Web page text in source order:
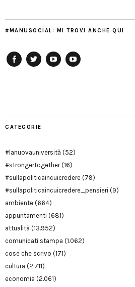
#MANUSOCIAL: MI TROVI ANCHE QUI
CATEGORIE
#lanuovauniversità (52)
#strongertogether(16)
#sullapoliticaincuicredere (79)
#sullapoliticaincuicredere_pensieri (9)
ambiente (664)
appuntamenti (681)
attualità (13.952)
comunicati stampa (1.062)
cose che scrivo (171)
cultura (2.711)
economia (2.061)